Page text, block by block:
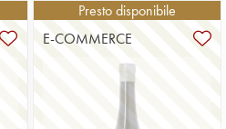
Presto disponibile
E-COMMERCE